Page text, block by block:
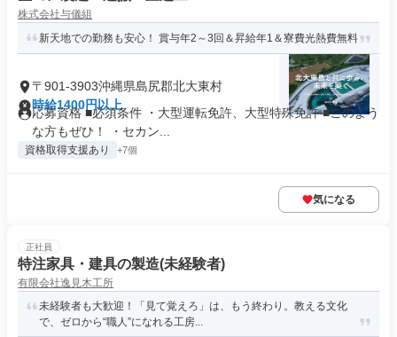
株式会社与儀組
新天地での勤務も安心！ 賞与年2～3回＆昇給年1＆寮費光熱費無料
〒901-3903沖縄県島尻郡北大東村
時給1400円以上
応募資格 ■必須条件 ・大型運転免許、大型特殊免許 ■このよう
な方もぜひ！ ・セカン...
資格取得支援あり +7個
気になる
正社員
特注家具・建具の製造(未経験者)
有限会社逸見木工所
未経験者も大歓迎！「見て覚えろ」は、もう終わり。教える文化
で、ゼロから“職人”になれる工房...